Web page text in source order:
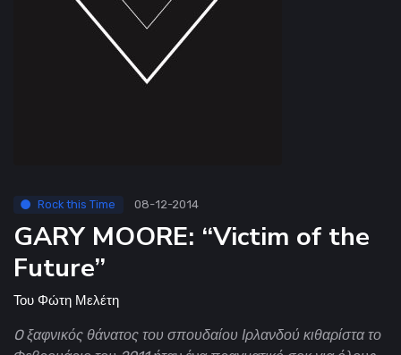
Rock this Time 08-12-2014
GARY MOORE: “Victim of the
Future”
Του Φώτη Μελέτη
O ξαφνικός θάνατος του σπουδαίου Ιρλανδού κιθαρίστα το